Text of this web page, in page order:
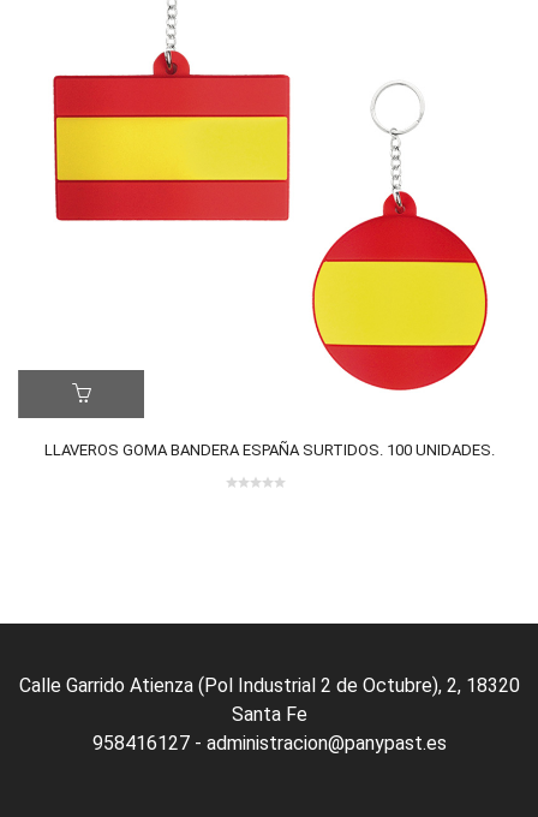
LLAVEROS GOMA BANDERA ESPAÑA SURTIDOS. 100 UNIDADES.
0 review(s)
Calle Garrido Atienza (Pol Industrial 2 de Octubre), 2, 18320
Santa Fe
958416127 - administracion@panypast.es